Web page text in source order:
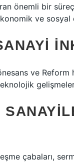
önemli bir
ve
ve
çabaları,